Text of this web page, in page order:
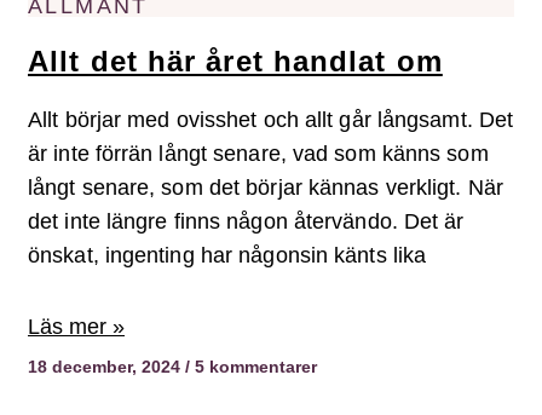
ALLMÄNT
Allt det här året handlat om
Allt börjar med ovisshet och allt går långsamt. Det
är inte förrän långt senare, vad som känns som
långt senare, som det börjar kännas verkligt. När
det inte längre finns någon återvändo. Det är
önskat, ingenting har någonsin känts lika
Läs mer »
18 december, 2024 5 kommentarer